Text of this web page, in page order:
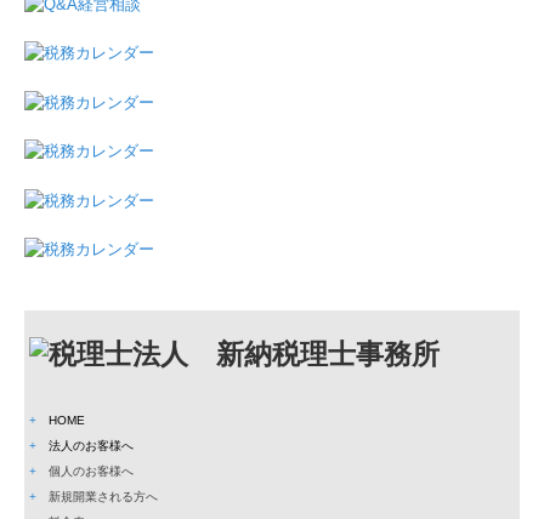
+ HOME
+法人のお客様へ
+個人のお客様へ
+新規開業される方へ